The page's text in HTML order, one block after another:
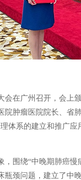
会在广州召开，会上
院肿瘤医院院长、省
体系的建立和推广应
，围绕“中晚期肺癌慢
瓶颈问题，建立了中